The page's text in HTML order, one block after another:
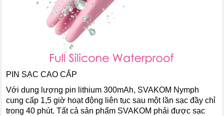
PIN SẠC CAO CẤP
Với dung lượng pin lithium 300mAh, SVAKOM Nymph
cung cấp 1,5 giờ hoạt động liên tục sau một lần sạc đầy chỉ
trong 40 phút. Tất cả sản phẩm SVAKOM phải được sạc